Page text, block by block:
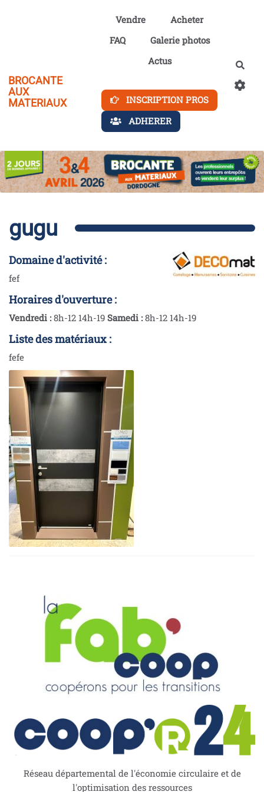
Aller au contenu principal
BROCANTE
AUX
MATERIAUX
Vendre
Acheter
FAQ
Galerie photos
Actus
INSCRIPTION PROS
ADHERER
gugu
Domaine d'activité :
fef
Horaires d'ouverture :
Vendredi : 8h-12 14h-19 Samedi : 8h-12 14h-19
Liste des matériaux :
fefe
Réseau départemental de l'économie circulaire et de
l'optimisation des ressources